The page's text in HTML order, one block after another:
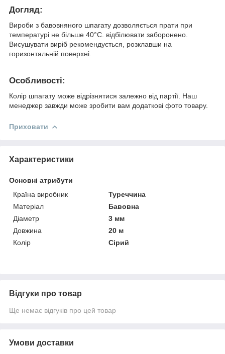
Догляд:
Вироби з бавовняного шпагату дозволяється прати при
температурі не більше 40°С. відбілювати заборонено.
Висушувати виріб рекомендується, розклавши на
горизонтальній поверхні.
Особливості:
Колір шпагату може відрізнятися залежно від партії. Наш
менеджер завжди може зробити вам додаткові фото товару.
Приховати
Характеристики
Основні атрибути
Країна виробник
Туреччина
Матеріал
Бавовна
Діаметр
3 мм
Довжина
20 м
Колір
Сірий
Відгуки про товар
Ще немає відгуків про цей товар
Умови доставки